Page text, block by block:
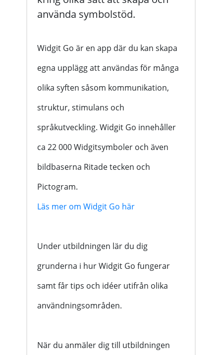
använda symbolstöd.
Widgit Go är en app där du kan skapa
egna upplägg att användas för många
olika syften såsom kommunikation,
struktur, stimulans och
språkutveckling. Widgit Go innehåller
ca 22 000Widgitsymboler och även
bildbaserna Ritade tecken och
Pictogram.
Läs mer om Widgit Go här
Under utbildningen lär du dig
grunderna i hur Widgit Go fungerar
samt får tips och idéer utifrån olika
användningsområden.
När du anmäler dig till utbildningen